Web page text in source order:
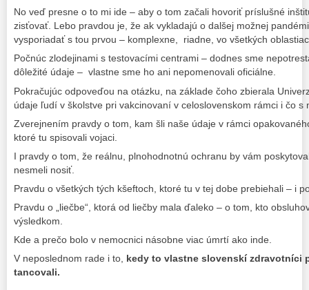
No veď presne o to mi ide – aby o tom začali hovoriť príslušné
zisťovať. Lebo pravdou je, že ak vykladajú o dalšej možnej
vysporiadať s tou prvou – komplexne, riadne, vo všetkých
Počnúc zlodejinami s testovacími centrami – dodnes sme
dôležité údaje – vlastne sme ho ani nepomenovali oficiálne.
Pokračujúc odpoveďou na otázku, na základe čoho zbierala
údaje ľudí v školstve pri vakcinovaní v celoslovenskom rámci i čo s
Zverejnením pravdy o tom, kam šli naše údaje v rámci
ktoré tu spisovali vojaci.
I pravdy o tom, že reálnu, plnohodnotnú ochranu by vám
nesmeli nosiť.
Pravdu o všetkých tých kšeftoch, ktoré tu v tej dobe prebiehali – i
Pravdu o „liečbe“, ktorá od liečby mala ďaleko – o tom, kto
výsledkom.
Kde a prečo bolo v nemocnici násobne viac úmrtí ako inde.
V neposlednom rade i to, kedy to vlastne slovenskí zdravotníci
tancovali.